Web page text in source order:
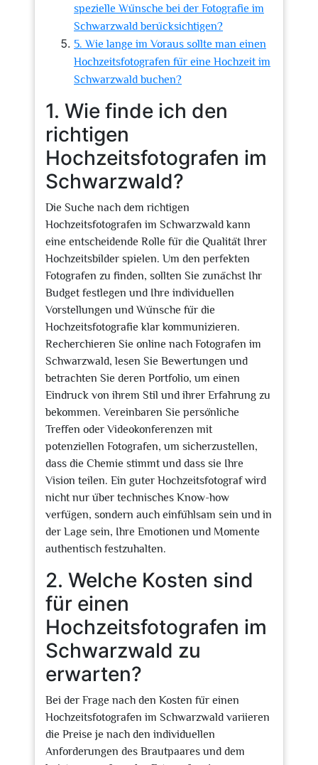
spezielle Wünsche bei der Fotografie im
Schwarzwald berücksichtigen?
5. Wie lange im Voraus sollte man einen
Hochzeitsfotografen für eine Hochzeit im
Schwarzwald buchen?
1. Wie finde ich den
richtigen
Hochzeitsfotografen im
Schwarzwald?
Die Suche nach dem richtigen
Hochzeitsfotografen im Schwarzwald kann
eine entscheidende Rolle für die Qualität Ihrer
Hochzeitsbilder spielen. Um den perfekten
Fotografen zu finden, sollten Sie zunächst Ihr
Budget festlegen und Ihre individuellen
Vorstellungen und Wünsche für die
Hochzeitsfotografie klar kommunizieren.
Recherchieren Sie online nach Fotografen im
Schwarzwald, lesen Sie Bewertungen und
betrachten Sie deren Portfolio, um einen
Eindruck von ihrem Stil und ihrer Erfahrung zu
bekommen. Vereinbaren Sie persönliche
Treffen oder Videokonferenzen mit
potenziellen Fotografen, um sicherzustellen,
dass die Chemie stimmt und dass sie Ihre
Vision teilen. Ein guter Hochzeitsfotograf wird
nicht nur über technisches Know-how
verfügen, sondern auch einfühlsam sein und in
der Lage sein, Ihre Emotionen und Momente
authentisch festzuhalten.
2. Welche Kosten sind
für einen
Hochzeitsfotografen im
Schwarzwald zu
erwarten?
Bei der Frage nach den Kosten für einen
Hochzeitsfotografen im Schwarzwald variieren
die Preise je nach den individuellen
Anforderungen des Brautpaares und dem